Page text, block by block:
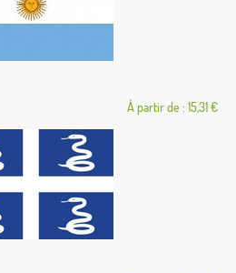
À partir de : 15,31 €